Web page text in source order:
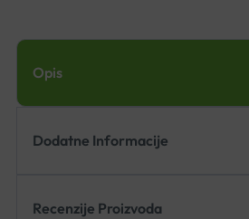
Opis
Dodatne Informacije
Recenzije Proizvoda